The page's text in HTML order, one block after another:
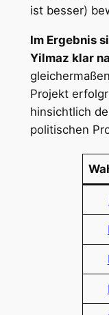
ist besser)
Im Ergebnis
Yilmaz klar
Projekt
hinsichtlich
politischen